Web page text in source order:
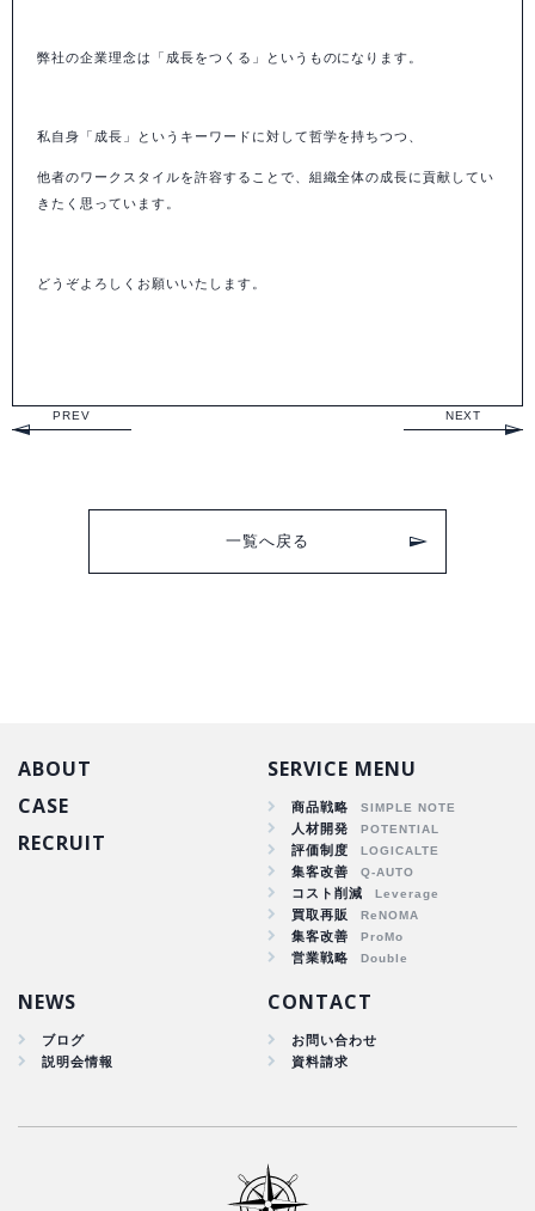
弊社の企業理念は「成長をつくる」というものになります。
私自身「成長」というキーワードに対して哲学を持ちつつ、
他者のワークスタイルを許容することで、組織全体の成長に貢献してい
きたく思っています。
どうぞよろしくお願いいたします。
PREV NEXT
一覧へ戻る
ABOUT
CASE
商品戦略
RECRUIT
SERVICE MENU
商品戦略
人材開発
評価制度
集客改善
コスト削減
買取再販
集客改善
営業戦略
NEWS
ブログ
説明会情報
CONTACT
お問い合わせ
資料請求